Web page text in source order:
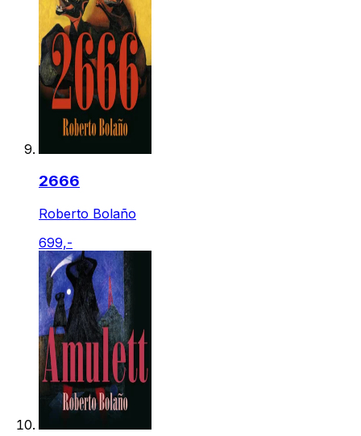
2666
Roberto Bolaño
699,-